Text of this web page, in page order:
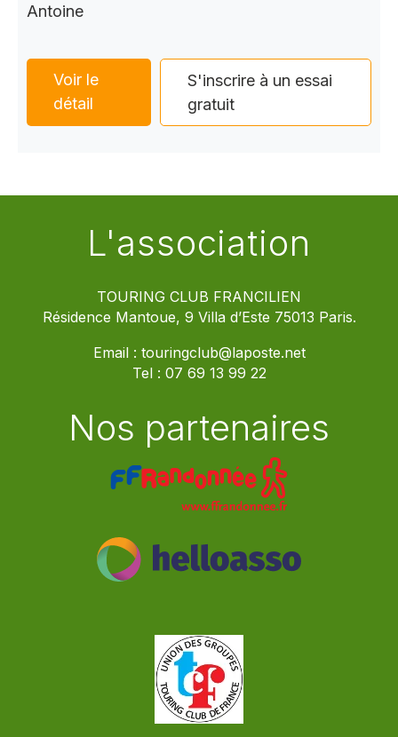
Antoine
Voir le
détail
S'inscrire à un essai
gratuit
L'association
TOURING CLUB FRANCILIEN
Résidence Mantoue, 9 Villa d’Este 75013 Paris.
Email : touringclub@laposte.net
Tel : 07 69 13 99 22
Nos partenaires